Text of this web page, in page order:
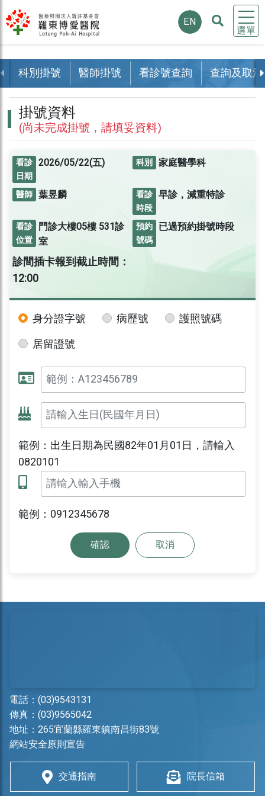
選單
EN
科別掛號 醫師掛號 看診號查詢 查詢及取消
掛號資料
(尚未完成掛號，請填妥資料)
看診
日期
2026/05/22(五) 科別 家庭醫學科
醫師 葉昱麟
看診
時段
早診，減重特診
看診
位置
門診大樓05樓 531診
室
預約
號碼
已過預約掛號時段
診間插卡報到截止時間：
12:00
身分證字號 病歷號
護照號碼
居留證號
範例：出生日期為民國82年01月01日，請輸入
0820101
範例：0912345678
確認 取消
電話： (03)9543131
傳真：(03)9565042
地址： 265宜蘭縣羅東鎮南昌街83號
網站安全原則宣告
交通指南 院長信箱